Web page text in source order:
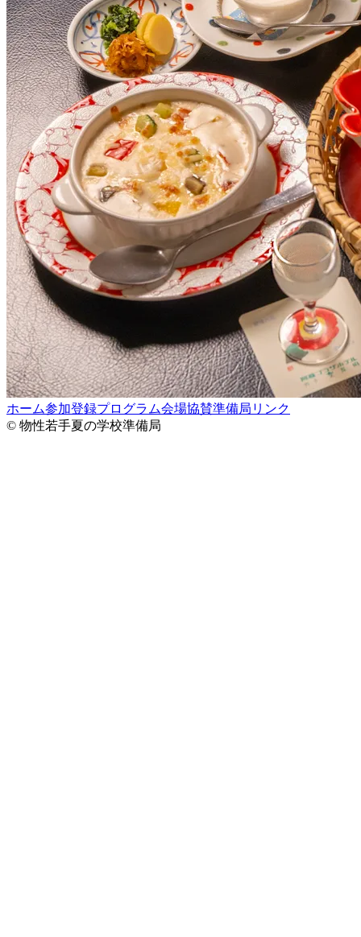
ホーム参加登録プログラム会場協賛準備局 リンク
© 物性若手夏の学校準備局